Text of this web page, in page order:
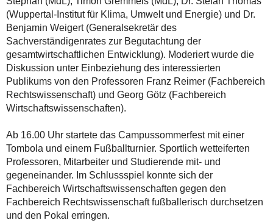
(Wuppertal-Institut für Klima, Umwelt und Energie) und Dr.
Benjamin Weigert (Generalsekretär des
Sachverständigenrates zur Begutachtung der
gesamtwirtschaftlichen Entwicklung). Moderiert wurde die
Diskussion unter Einbeziehung des interessierten
Publikums von den Professoren Franz Reimer (Fachbereich
Rechtswissenschaft) und Georg Götz (Fachbereich
Wirtschaftswissenschaften).
Ab 16.00 Uhr startete das Campussommerfest mit einer
Tombola und einem Fußballturnier. Sportlich wetteiferten
Professoren, Mitarbeiter und Studierende mit- und
gegeneinander. Im Schlussspiel konnte sich der
Fachbereich Wirtschaftswissenschaften gegen den
Fachbereich Rechtswissenschaft fußballerisch durchsetzen
und den Pokal erringen.